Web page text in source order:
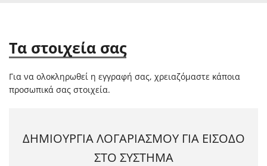
Τα στοιχεία σας
Για να ολοκληρωθεί η εγγραφή σας, χρειαζόμαστε κάποια
προσωπικά σας στοιχεία.
ΔΗΜΙΟΥΡΓΙΑ ΛΟΓΑΡΙΑΣΜΟΥ ΓΙΑ ΕΙΣΟΔΟ
ΣΤΟ ΣΥΣΤΗΜΑ